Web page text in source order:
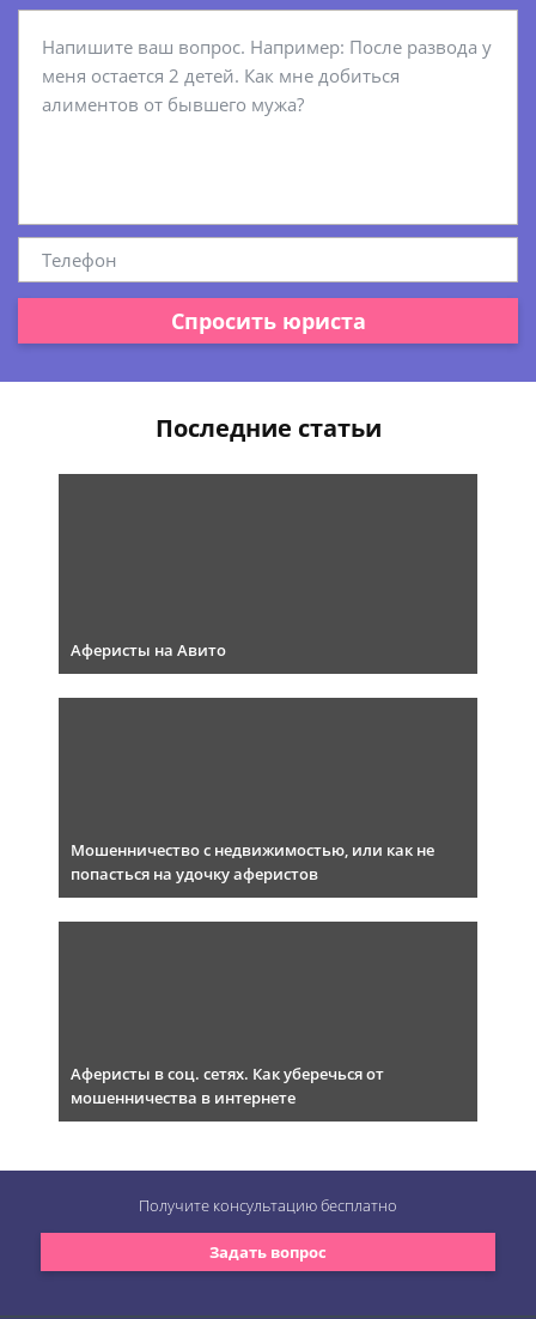
Спросить юриста
Последние статьи
Аферисты на Авито
Мошенничество с недвижимостью, или как не
попасться на удочку аферистов
Аферисты в соц. сетях. Как уберечься от
мошенничества в интернете
Задать вопрос
Получите консультациюбесплатно